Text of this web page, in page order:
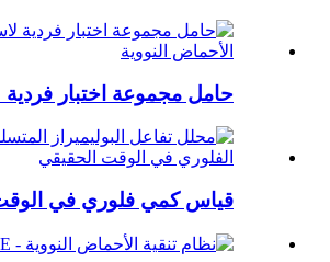
حامل مجموعة اختبار فردية
قياس كمي فلوري في